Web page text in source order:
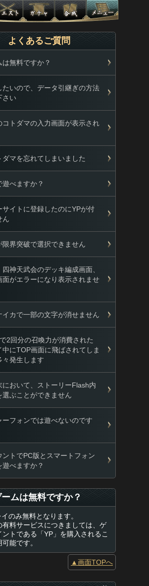
よくあるご質問
は無料ですか？
たいので、データ引継ぎの方法
さい
コトダマの入力画面が表示され
ダマを忘れてしまいました
遊べますか？
サイトに登録したのにYPが付
ん
限界突破で選択できません
神天武会のデッキ編成画面、
面がエラーになり表示されませ
イカで一部の文字が消せません
2回分の召喚力が消費された
中にTOP画面に飛ばされてしま
々発生します
において、ストーリーFlash内
選ぶことができません
ーフォンでは遊べないのです
ントでPC版とスマートフォン
遊べますか？
ムは無料ですか？
のみ無料となります。
有料サービスにつきましては、ゲ
ントである「YP」を購入されるこ
能です。
▲画面TOPへ